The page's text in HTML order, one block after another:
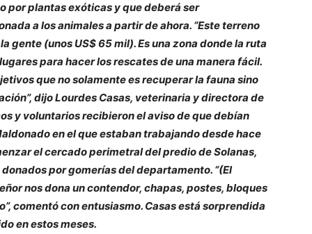
por plantas exóticas y que deberá ser
a los animales a partir de ahora. “Este terreno
gente (unos US$ 65 mil). Es una zona donde la ruta
para hacer los rescates de una manera fácil.
que no solamente es recuperar la fauna sino
dijo Lourdes Casas, veterinaria y directora de
y voluntarios recibieron el aviso de que debían
en el que estaban trabajando desde hace
el cercado perimetral del predio de Solanas,
por gomerías del departamento. “(El
nos dona un contendor, chapas, postes, bloques
comentó con entusiasmo. Casas está sorprendida
en estos meses.